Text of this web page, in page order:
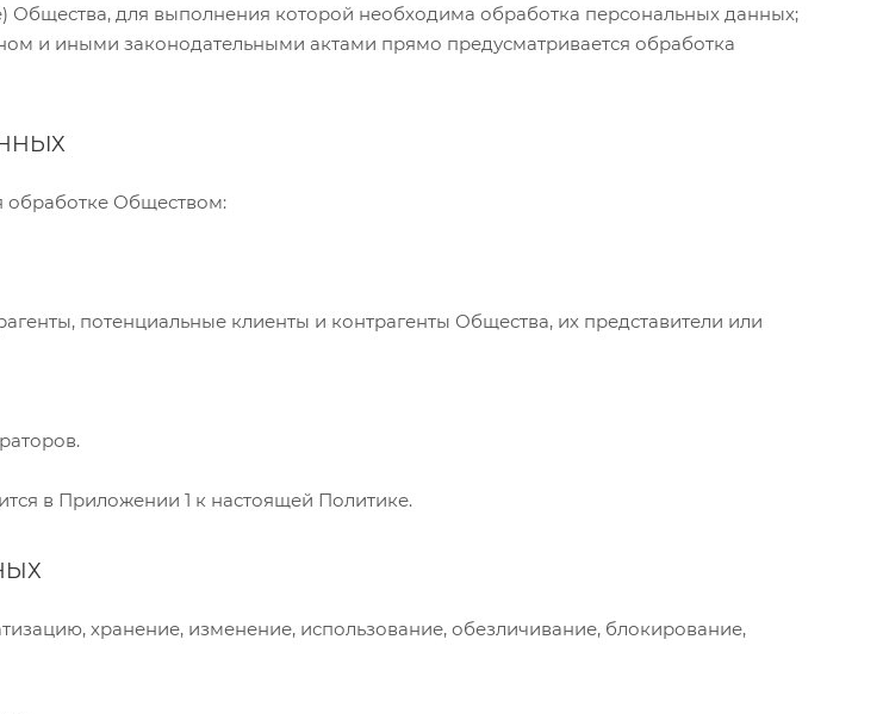
Общества, для выполнения которой необходима обработка персональных данных;
и иными законодательными актами прямо предусматривается обработка
обработке Обществом:
потенциальные клиенты и контрагенты Общества, их представители или
в Приложении 1 к настоящей Политике.
хранение, изменение, использование, обезличивание, блокирование,